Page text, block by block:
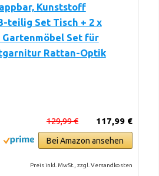
Kunststoff
teilig Set Tisch + 2 x
Set für
Rattan-Optik
117,99 €
129,99 €
Bei Amazon ansehen
Preis inkl. MwSt., zzgl. Versandkosten